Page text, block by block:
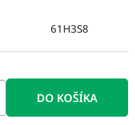
61H3S8
DO KOŠÍKA